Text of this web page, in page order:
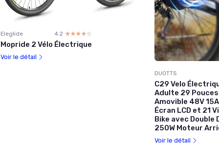
Eleglide 4.2 ☆☆☆☆☆
★★★★★
Mopride 2 Vélo Électrique
Voir le détail
DUOTTS
C29 Velo
Adulte 29
Amovible 48V
Écran LCD et 21
Bike avec Double
250W Moteur
Voir le détail